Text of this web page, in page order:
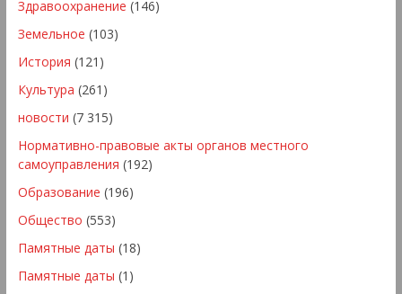
Здравоохранение (146)
Земельное (103)
История (121)
Культура (261)
новости (7 315)
Нормативно-правовые акты органов местного
самоуправления (192)
Образование (196)
Общество (553)
Памятные даты (18)
Памятные даты (1)